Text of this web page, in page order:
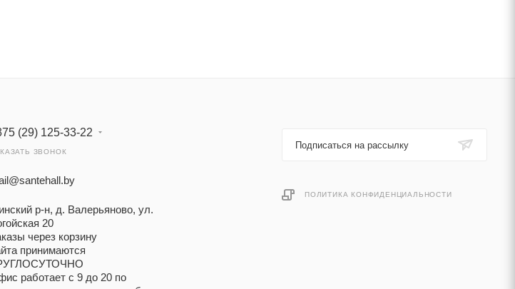
(29) 125-33-22
ЗВОНОК
р-н, д. Валерьяново, ул.
20
через корзину
принимаются
работает с 9 до 20 по
Подписаться на рассылку
ПОЛИТИКА КОНФИДЕНЦИАЛЬНОСТИ